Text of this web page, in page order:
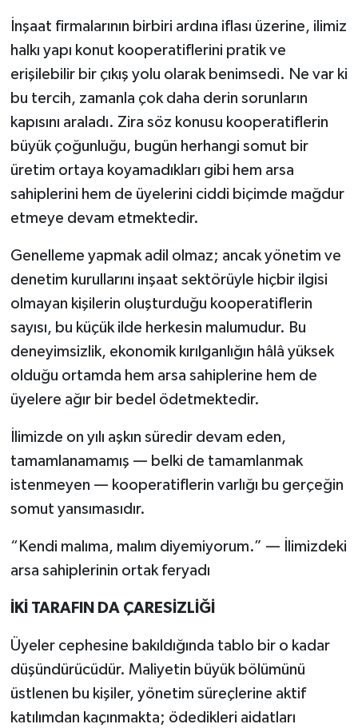
İnşaat firmalarının birbiri ardına iflası üzerine, ilimiz
halkı yapı konut kooperatiflerini pratik ve
erişilebilir bir çıkış yolu olarak benimsedi. Ne var ki
bu tercih, zamanla çok daha derin sorunların
kapısını araladı. Zira söz konusu kooperatiflerin
büyük çoğunluğu, bugün herhangi somut bir
üretim ortaya koyamadıkları gibi hem arsa
sahiplerini hem de üyelerini ciddi biçimde mağdur
etmeye devam etmektedir.
Genelleme yapmak adil olmaz; ancak yönetim ve
denetim kurullarını inşaat sektörüyle hiçbir ilgisi
olmayan kişilerin oluşturduğu kooperatiflerin
sayısı, bu küçük ilde herkesin malumudur. Bu
deneyimsizlik, ekonomik kırılganlığın hâlâ yüksek
olduğu ortamda hem arsa sahiplerine hem de
üyelere ağır bir bedel ödetmektedir.
İlimizde on yılı aşkın süredir devam eden,
tamamlanamamış — belki de tamamlanmak
istenmeyen — kooperatiflerin varlığı bu gerçeğin
somut yansımasıdır.
“Kendi malıma, malım diyemiyorum.” — İlimizdeki
arsa sahiplerinin ortak feryadı
İKİ TARAFIN DA ÇARESİZLİĞİ
Üyeler cephesine bakıldığında tablo bir o kadar
düşündürücüdür. Maliyetin büyük bölümünü
üstlenen bu kişiler, yönetim süreçlerine aktif
katılımdan kaçınmakta; ödedikleri aidatları